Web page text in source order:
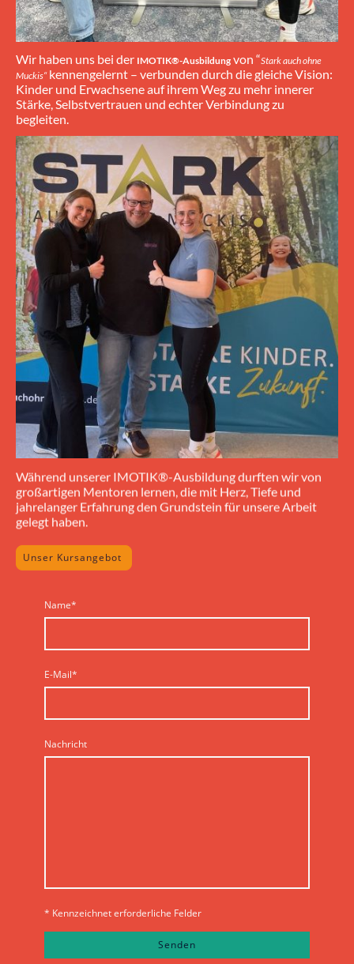
Wir haben uns bei der IMOTIK®-Ausbildung von “Stark auch ohne
Muckis“kennengelernt – verbunden durch die gleiche Vision:
Kinder und Erwachsene auf ihrem Weg zu mehr innerer
Stärke, Selbstvertrauen und echter Verbindung zu
begleiten.
Während unserer IMOTIK®-Ausbildung durften wir von
großartigen Mentoren lernen, die mit Herz, Tiefe und
jahrelanger Erfahrung den Grundstein für unsere Arbeit
gelegt haben.
Unser Kursangebot
Name*
E-Mail*
Nachricht
* Kennzeichnet erforderliche Felder
Senden